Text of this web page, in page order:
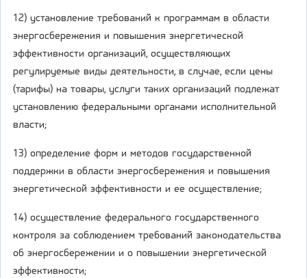
12) установление требований к программам в области
энергосбережения и повышения энергетической
эффективности организаций, осуществляющих
регулируемые виды деятельности, в случае, если цены
(тарифы) на товары, услуги таких организаций подлежат
установлению федеральными органами исполнительной
власти;
13) определение форм и методов государственной
поддержки в области энергосбережения и повышения
энергетической эффективности и ее осуществление;
14) осуществление федерального государственного
контроля за соблюдением требований законодательства
об энергосбережении и о повышении энергетической
эффективности;